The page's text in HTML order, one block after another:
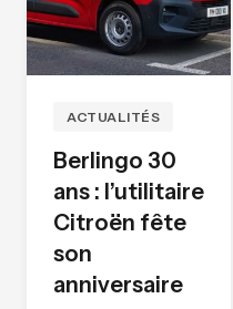
ACTUALITÉS
Berlingo 30
ans : l’utilitaire
Citroën fête
son
anniversaire